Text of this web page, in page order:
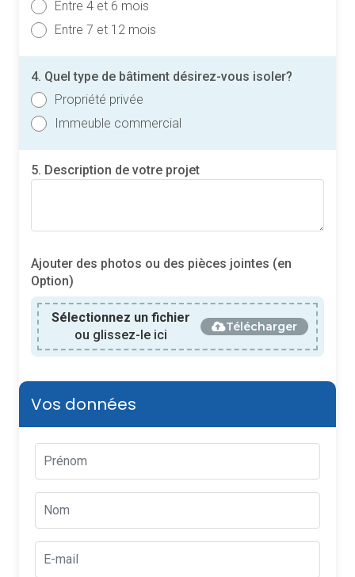
Entre 4 et 6 mois
Entre 7 et 12 mois
4. Quel type de bâtiment désirez-vous isoler?
Propriété privée
Immeuble commercial
5. Description de votre projet
Ajouter des photos ou des pièces jointes (en
Option)
Sélectionnez un fichier
ou glissez-le ici
Télécharger
Vos données